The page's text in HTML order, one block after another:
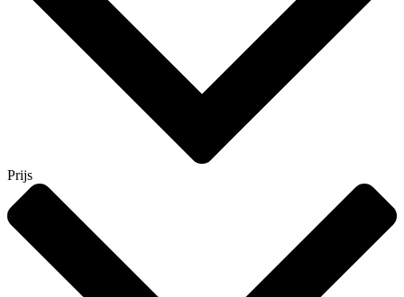
Prijs